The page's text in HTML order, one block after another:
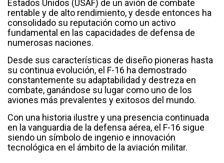
Estados Unidos (USAF) de un avión de combate
rentable y de alto rendimiento, y desde entonces ha
consolidado su reputación como un activo
fundamental en las capacidades de defensa de
numerosas naciones.
Desde sus características de diseño pioneras hasta
su continua evolución, el F-16 ha demostrado
constantemente su adaptabilidad y destreza en
combate, ganándose su lugar como uno de los
aviones más prevalentes y exitosos del mundo.
Con una historia ilustre y una presencia continuada
en la vanguardia de la defensa aérea, el F-16 sigue
siendo un símbolo de ingenio e innovación
tecnológica en el ámbito de la aviación militar.